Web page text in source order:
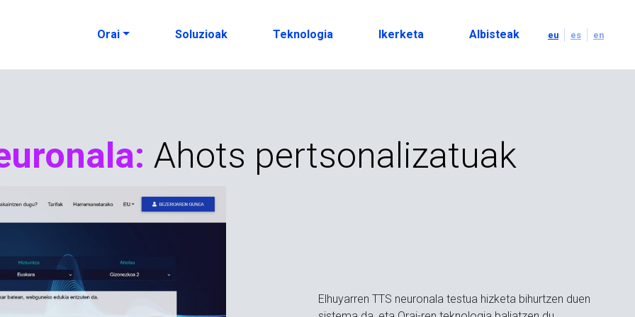
Orai Soluzioak Teknologia Ikerketa Albisteak eu es en
Ahots pertsonalizatuak
Elhuyarren TTS neuronala testua hizketa bihurtzen duen